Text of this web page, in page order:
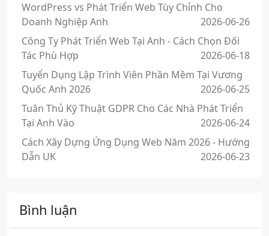
WordPress vs Phát Triển Web Tùy Chỉnh Cho
Doanh Nghiệp Anh
2026-06-26
Công Ty Phát Triển Web Tại Anh - Cách Chọn Đối
Tác Phù Hợp
2026-06-18
Tuyển Dụng Lập Trình Viên Phần Mềm Tại Vương
Quốc Anh 2026
2026-06-25
Tuân Thủ Kỹ Thuật GDPR Cho Các Nhà Phát Triển
Tại Anh Vào
2026-06-24
Cách Xây Dựng Ứng Dụng Web Năm 2026 - Hướng
Dẫn UK
2026-06-23
Bình luận